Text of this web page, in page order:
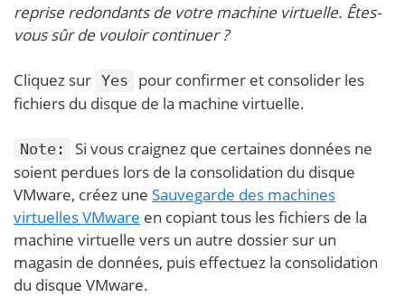
reprise redondants de votre machine virtuelle. Êtes-
vous sûr de vouloir continuer ?
Cliquez sur Yes
pour confirmer et consolider les
fichiers du disque de la machine virtuelle.
Note:
Si vous craignez que certaines données ne
soient perdues lors de la consolidation du disque
VMware, créez une Sauvegarde des machines
virtuelles VMware en copiant tous les fichiers de la
machine virtuelle vers un autre dossier sur un
magasin de données, puis effectuez la consolidation
du disque VMware.